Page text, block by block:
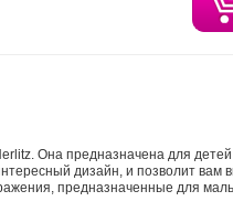
Она предназначена для детей
дизайн, и позволит вам
предназначенные для